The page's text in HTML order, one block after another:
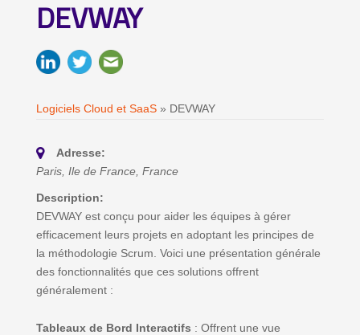
DEVWAY
Logiciels Cloud et SaaS» DEVWAY
Adresse:
Paris, Ile de France, France
Description:
DEVWAY est conçu pour aider les équipes à gérer
efficacement leurs projets en adoptant les principes de
la méthodologie Scrum. Voici une présentation générale
des fonctionnalités que ces solutions offrent
généralement :
Tableaux de Bord Interactifs : Offrent une vue